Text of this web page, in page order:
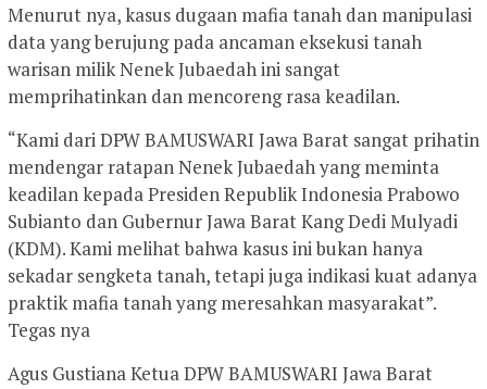
Menurut nya, kasus dugaan mafia tanah dan manipulasi
data yang berujung pada ancaman eksekusi tanah
warisan milik Nenek Jubaedah ini sangat
memprihatinkan dan mencoreng rasa keadilan.
“Kami dari DPW BAMUSWARI Jawa Barat sangat prihatin
mendengar ratapan Nenek Jubaedah yang meminta
keadilan kepada Presiden Republik Indonesia Prabowo
Subianto dan Gubernur Jawa Barat Kang Dedi Mulyadi
(KDM). Kami melihat bahwa kasus ini bukan hanya
sekadar sengketa tanah, tetapi juga indikasi kuat adanya
praktik mafia tanah yang meresahkan masyarakat”.
Tegas nya
Agus Gustiana Ketua DPW BAMUSWARI Jawa Barat